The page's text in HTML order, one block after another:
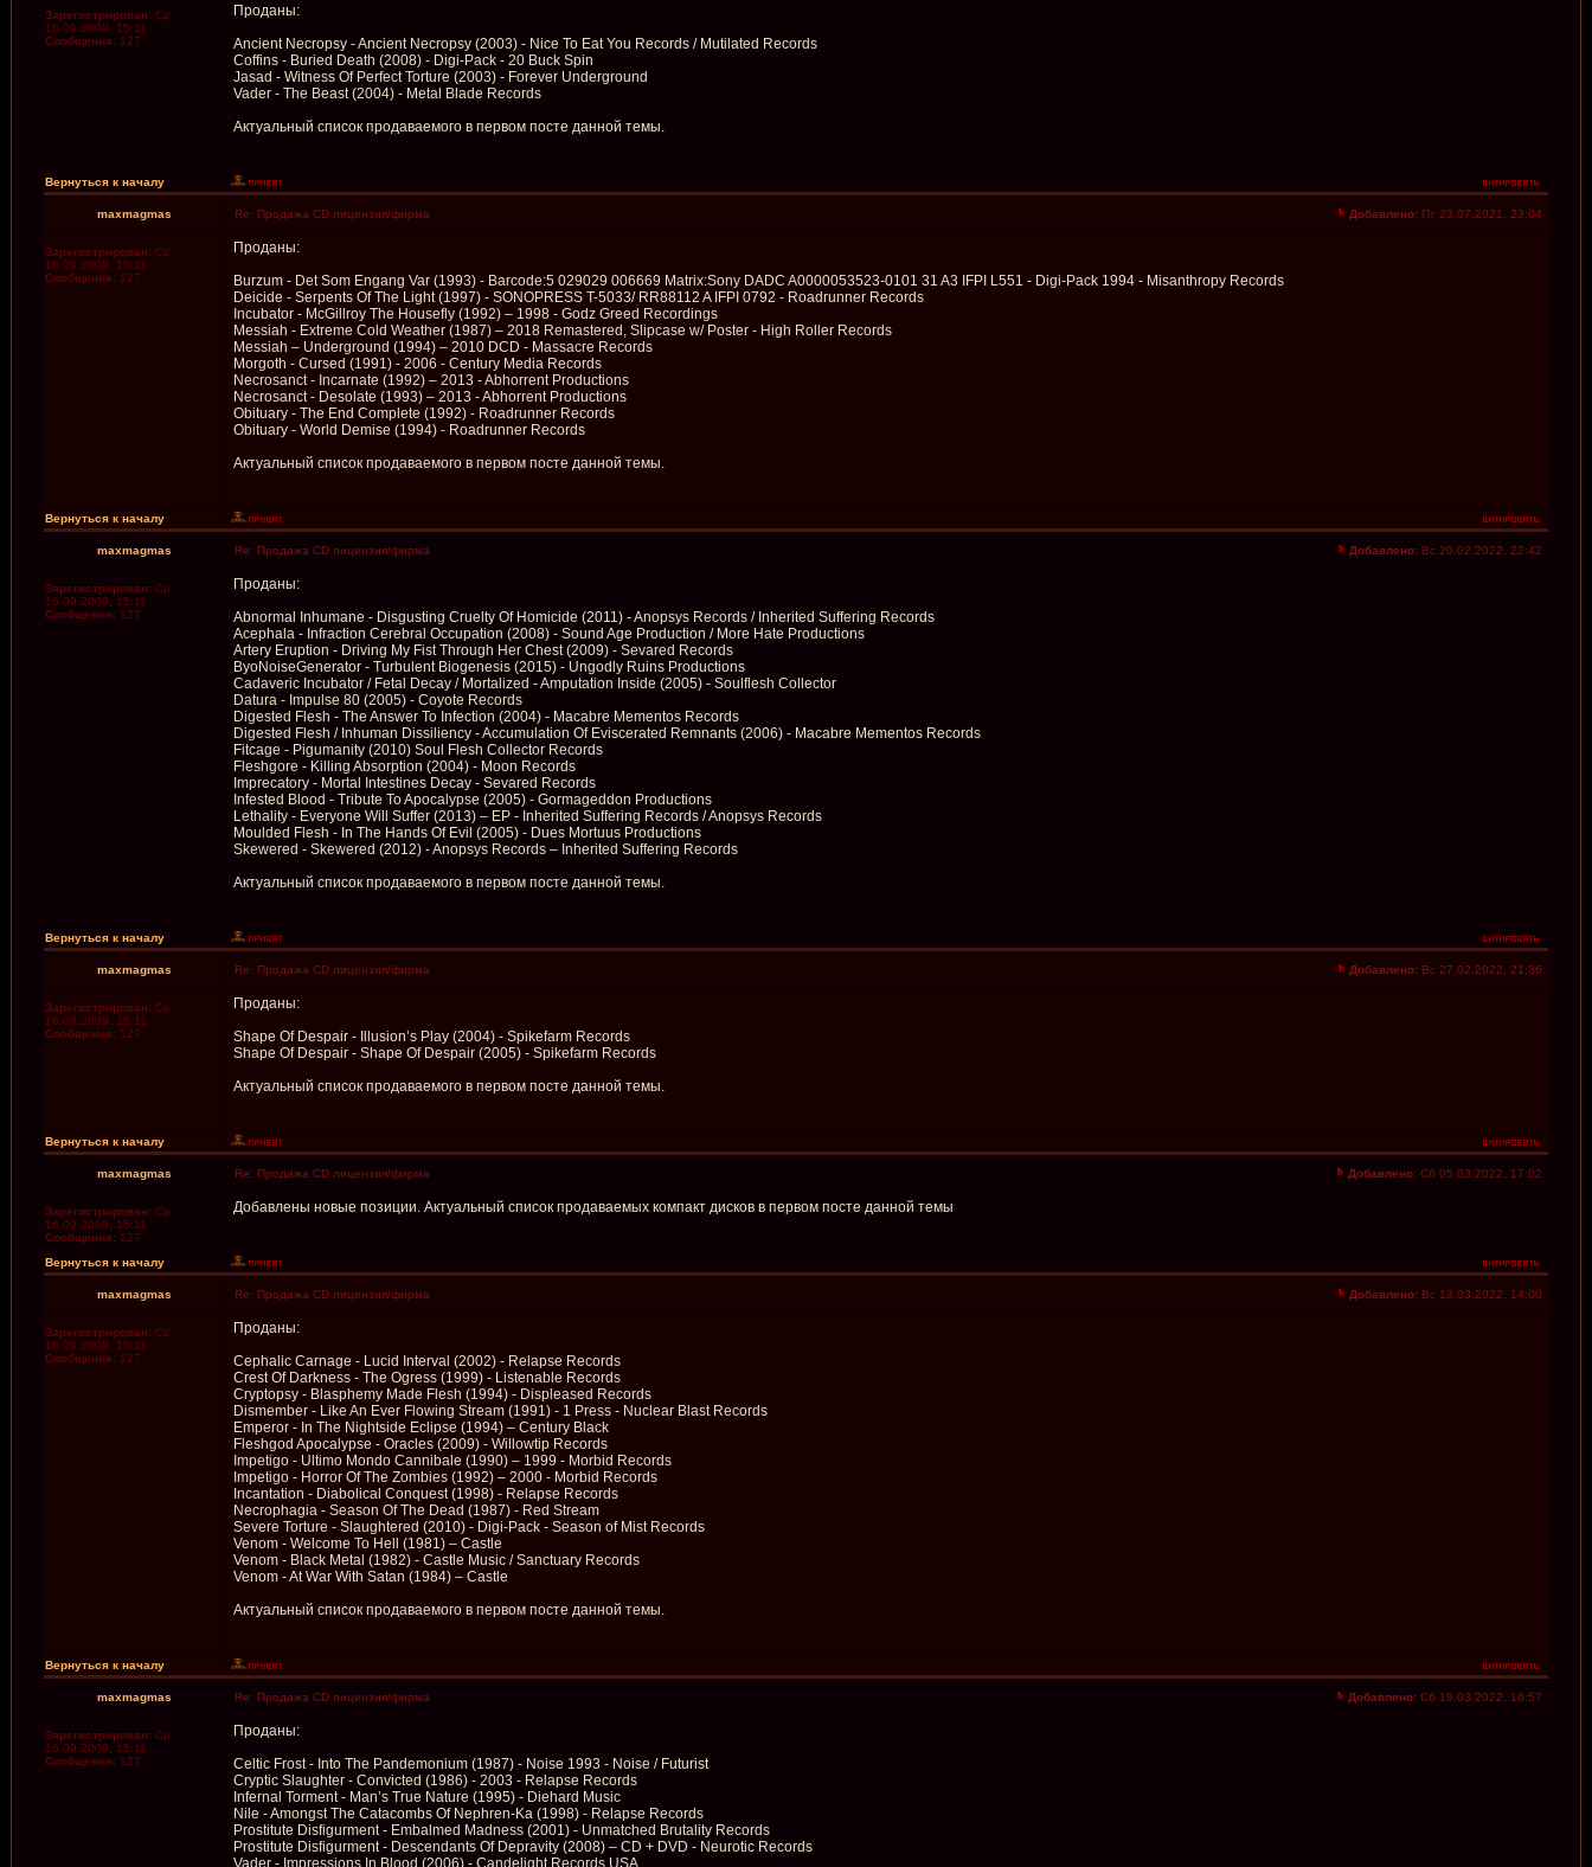
Зарегистрирован: Ср
16.09.2009, 15:11
Сообщения: 127
Проданы:
Ancient Necropsy - Ancient Necropsy (2003) - Nice To Eat You Records / Mutilated Records
Coffins - Buried Death (2008) - Digi-Pack - 20 Buck Spin
Jasad - Witness Of Perfect Torture (2003) - Forever Underground
Vader - The Beast (2004) - Metal Blade Records
Актуальный список продаваемого в первом посте данной темы.
Вернуться к началу
maxmagmas Re: Продажа CD лицензия/фирма Добавлено: Пт 23.07.2021, 23:04
Зарегистрирован: Ср
16.09.2009, 15:11
Сообщения: 127
Проданы:
Burzum - Det Som Engang Var (1993) - Barcode:5 029029 006669 Matrix:Sony DADC A0000053523-0101 31 A3 IFPI L551 - Digi-Pack 1994 - Misanthropy Records
Deicide - Serpents Of The Light (1997) - SONOPRESS T-5033/ RR88112 A IFPI 0792 - Roadrunner Records
Incubator - McGillroy The Housefly (1992) – 1998 - Godz Greed Recordings
Messiah - Extreme Cold Weather (1987) – 2018 Remastered, Slipcase w/ Poster - High Roller Records
Messiah – Underground (1994) – 2010 DCD - Massacre Records
Morgoth - Cursed (1991) - 2006 - Century Media Records
Necrosanct - Incarnate (1992) – 2013 - Abhorrent Productions
Necrosanct - Desolate (1993) – 2013 - Abhorrent Productions
Obituary - The End Complete (1992) - Roadrunner Records
Obituary - World Demise (1994) - Roadrunner Records
Актуальный список продаваемого в первом посте данной темы.
Вернуться к началу
maxmagmas Re: Продажа CD лицензия/фирма Добавлено: Вс 20.02.2022, 22:42
Зарегистрирован: Ср
16.09.2009, 15:11
Сообщения: 127
Проданы:
Abnormal Inhumane - Disgusting Cruelty Of Homicide (2011) - Anopsys Records / Inherited Suffering Records
Acephala - Infraction Cerebral Occupation (2008) - Sound Age Production / More Hate Productions
Artery Eruption - Driving My Fist Through Her Chest (2009) - Sevared Records
ByoNoiseGenerator - Turbulent Biogenesis (2015) - Ungodly Ruins Productions
Cadaveric Incubator / Fetal Decay / Mortalized - Amputation Inside (2005) - Soulflesh Collector
Datura - Impulse 80 (2005) - Coyote Records
Digested Flesh - The Answer To Infection (2004) - Macabre Mementos Records
Digested Flesh / Inhuman Dissiliency - Accumulation Of Eviscerated Remnants (2006) - Macabre Mementos Records
Fitcage - Pigumanity (2010) Soul Flesh Collector Records
Fleshgore - Killing Absorption (2004) - Moon Records
Imprecatory - Mortal Intestines Decay - Sevared Records
Infested Blood - Tribute To Apocalypse (2005) - Gormageddon Productions
Lethality - Everyone Will Suffer (2013) – EP - Inherited Suffering Records / Anopsys Records
Moulded Flesh - In The Hands Of Evil (2005) - Dues Mortuus Productions
Skewered - Skewered (2012) - Anopsys Records – Inherited Suffering Records
Актуальный список продаваемого в первом посте данной темы.
Вернуться к началу
maxmagmas Re: Продажа CD лицензия/фирма Добавлено: Вс 27.02.2022, 21:36
Зарегистрирован: Ср
16.09.2009, 15:11
Сообщения: 127
Проданы:
Shape Of Despair - Illusion’s Play (2004) - Spikefarm Records
Shape Of Despair - Shape Of Despair (2005) - Spikefarm Records
Актуальный список продаваемого в первом посте данной темы.
Вернуться к началу
maxmagmas Re: Продажа CD лицензия/фирма Добавлено: Сб 05.03.2022, 17:02
Зарегистрирован: Ср
16.09.2009, 15:11
Сообщения: 127
Добавлены новые позиции. Актуальный список продаваемых компакт дисков в первом посте данной темы
Вернуться к началу
maxmagmas Re: Продажа CD лицензия/фирма Добавлено: Вс 13.03.2022, 14:00
Зарегистрирован: Ср
16.09.2009, 15:11
Сообщения: 127
Проданы:
Cephalic Carnage - Lucid Interval (2002) - Relapse Records
Crest Of Darkness - The Ogress (1999) - Listenable Records
Cryptopsy - Blasphemy Made Flesh (1994) - Displeased Records
Dismember - Like An Ever Flowing Stream (1991) - 1 Press - Nuclear Blast Records
Emperor - In The Nightside Eclipse (1994) – Century Black
Fleshgod Apocalypse - Oracles (2009) - Willowtip Records
Impetigo - Ultimo Mondo Cannibale (1990) – 1999 - Morbid Records
Impetigo - Horror Of The Zombies (1992) – 2000 - Morbid Records
Incantation - Diabolical Conquest (1998) - Relapse Records
Necrophagia - Season Of The Dead (1987) - Red Stream
Severe Torture - Slaughtered (2010) - Digi-Pack - Season of Mist Records
Venom - Welcome To Hell (1981) – Castle
Venom - Black Metal (1982) - Castle Music / Sanctuary Records
Venom - At War With Satan (1984) – Castle
Актуальный список продаваемого в первом посте данной темы.
Вернуться к началу
maxmagmas Re: Продажа CD лицензия/фирма Добавлено: Сб 19.03.2022, 16:57
Зарегистрирован: Ср
16.09.2009, 15:11
Сообщения: 127
Проданы:
Celtic Frost - Into The Pandemonium (1987) - Noise 1993 - Noise / Futurist
Cryptic Slaughter - Convicted (1986) - 2003 - Relapse Records
Infernal Torment - Man’s True Nature (1995) - Diehard Music
Nile - Amongst The Catacombs Of Nephren-Ka (1998) - Relapse Records
Prostitute Disfigurment - Embalmed Madness (2001) - Unmatched Brutality Records
Prostitute Disfigurment - Descendants Of Depravity (2008) – CD + DVD - Neurotic Records
Vader - Impressions In Blood (2006) - Candelight Reсords USA